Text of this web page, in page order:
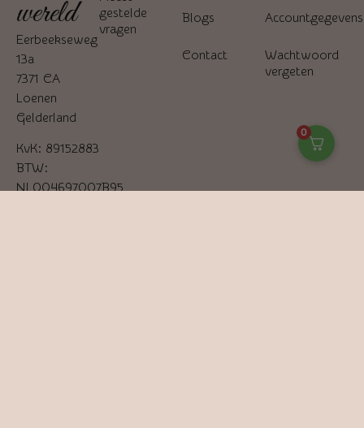
wereld
Eerbeekseweg
13a
7371 CA
Loenen
Gelderland
KvK: 89152883
BTW:
NL004697007B95
gestelde
vragen
Blogs
Contact
Accountgegevens
Wachtwoord
vergeten
0